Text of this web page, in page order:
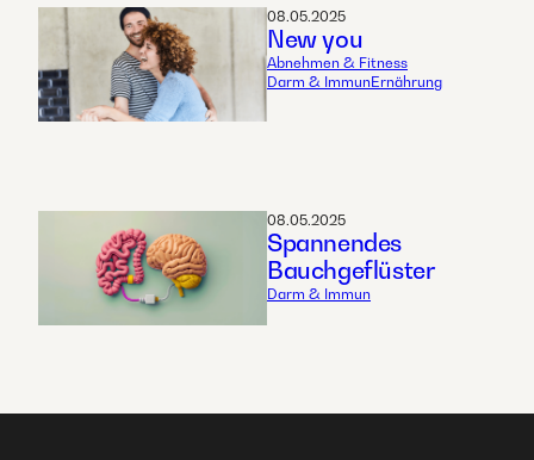
08.05.2025
New you
Abnehmen & Fitness
Darm & ImmunErnährung
08.05.2025
Spannendes
Bauchgeflüster
Darm & Immun